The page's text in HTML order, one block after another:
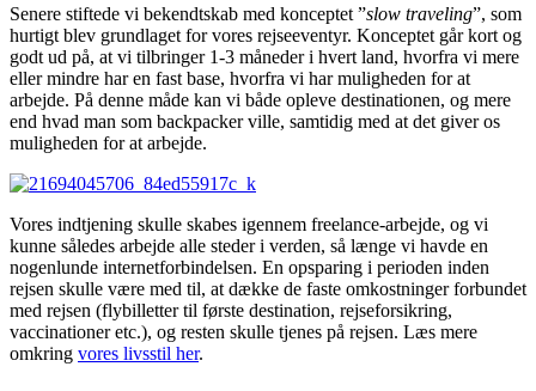
Senere stiftede vi bekendtskab med konceptet ”slow traveling”, som
hurtigt blev grundlaget for vores rejseeventyr. Konceptet går kort og
godt ud på, at vi tilbringer 1-3 måneder i hvert land, hvorfra vi mere
eller mindre har en fast base, hvorfra vi har muligheden for at
arbejde. På denne måde kan vi både opleve destinationen, og mere
end hvad man som backpacker ville, samtidig med at det giver os
muligheden for at arbejde.
Vores indtjening skulle skabes igennem freelance-arbejde, og vi
kunne således arbejde alle steder i verden, så længe vi havde en
nogenlunde internetforbindelsen. En opsparing i perioden inden
rejsen skulle være med til, at dække de faste omkostninger forbundet
med rejsen (flybilletter til første destination, rejseforsikring,
vaccinationer etc.), og resten skulle tjenes på rejsen. Læs mere
omkring vores livsstil her.